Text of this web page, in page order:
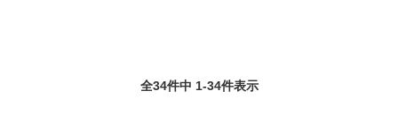
全34件中 1-34件表示